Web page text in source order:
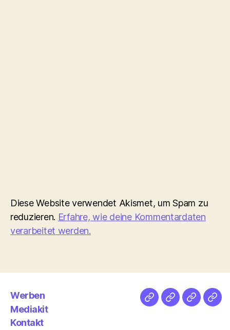
Diese Website verwendet Akismet, um Spam zu
reduzieren. Erfahre, wie deine Kommentardaten
verarbeitet werden.
Werben
Mediakit
Kontakt
NetzMedien